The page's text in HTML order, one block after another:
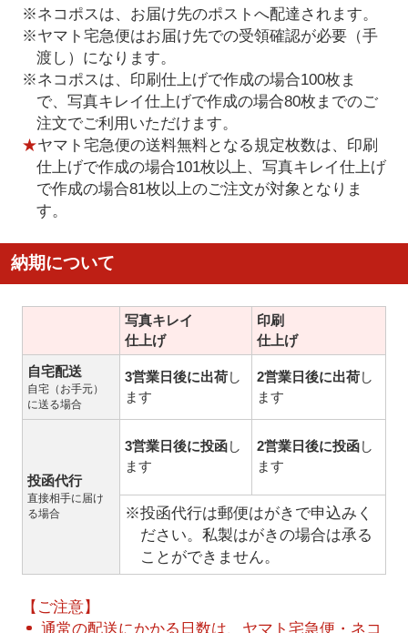
※ネコポスは、お届け先のポストへ配達されます。
※ヤマト宅急便はお届け先での受領確認が必要（手
渡し）になります。
※ネコポスは、印刷仕上げで作成の場合100枚ま
で、写真キレイ仕上げで作成の場合80枚までのご
注文でご利用いただけます。
★ヤマト宅急便の送料無料となる規定枚数は、印刷
仕上げで作成の場合101枚以上、写真キレイ仕上げ
で作成の場合81枚以上のご注文が対象となりま
す。
納期について
写真キレイ
仕上げ
印刷
仕上げ
自宅配送
自宅（お手元）
に送る場合
3営業日後に出荷し
ます
2営業日後に出荷し
ます
投函代行
直接相手に届け
る場合
3営業日後に投函し
ます
2営業日後に投函し
ます
※投函代行は郵便はがきで申込みく
ださい。私製はがきの場合は承る
ことができません。
【ご注意】
通常の配送にかかる日数は、ヤマト宅急便・ネコ